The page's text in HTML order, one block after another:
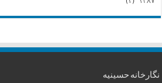
نگارخانه حسینیه